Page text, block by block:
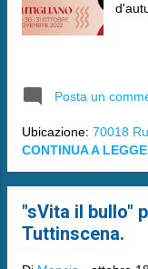
Posta un
Ubicazione: 70018
CONTINUA A
"sVita il bullo"
Tuttinscena.